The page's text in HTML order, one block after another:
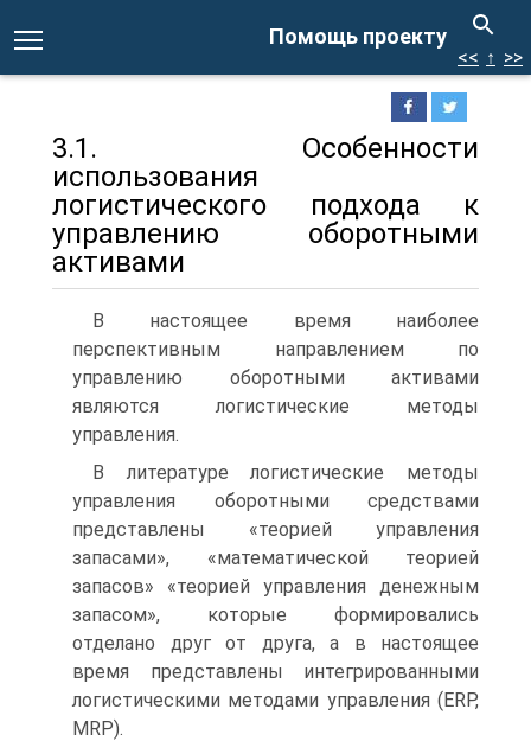
Помощь проекту
<< ↑ >>
3.1. Особенности
использования
логистического подхода к
управлению оборотными
активами
В настоящее время наиболее
перспективным направлением по
управлению оборотными активами
являются логистические методы
управления.
В литературе логистические методы
управления оборотными средствами
представлены «теорией управления
запасами», «математической теорией
запасов» «теорией управления денежным
запасом», которые формировались
отделано друг от друга, а в настоящее
время представлены интегрированными
логистическими методами управления (ERP,
MRP).